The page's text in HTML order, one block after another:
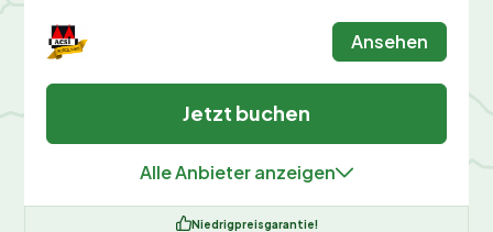
Ansehen
Jetzt buchen
Alle Anbieter anzeigen
Niedrigpreisgarantie!